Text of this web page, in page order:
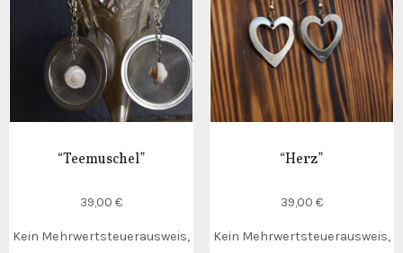
“Teemuschel”
39,00€
Kein Mehrwertsteuerausweis,
“Herz”
39,00 €
Kein Mehrwertsteuerausweis,